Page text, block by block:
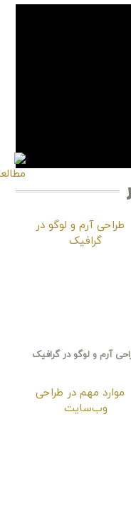
آرم و لوگو در گرافیک